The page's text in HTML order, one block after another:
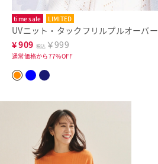
time sale LIMITED
UVニット・タックフリルプルオーバー
¥909 税込 ￥999
通常価格から77%OFF